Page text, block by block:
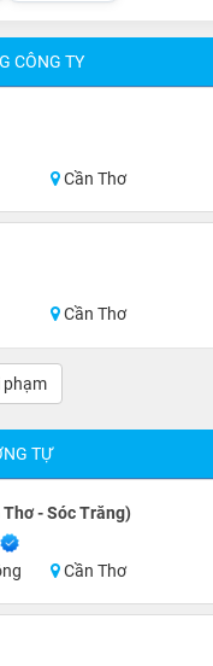
CÔNG TY
Cần Thơ
Cần Thơ
phạm
TỰ
Thơ - Sóc Trăng)
Cần Thơ